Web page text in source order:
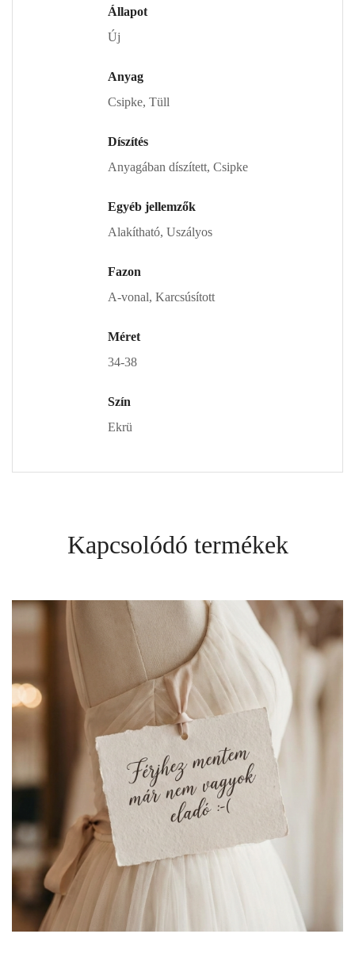
Állapot
Új
Anyag
Csipke, Tüll
Díszítés
Anyagában díszített, Csipke
Egyéb jellemzők
Alakítható, Uszályos
Fazon
A-vonal, Karcsúsított
Méret
34-38
Szín
Ekrü
Kapcsolódó termékek